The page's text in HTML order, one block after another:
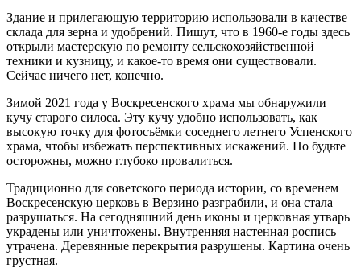
Здание и прилегающую территорию использовали в качестве
склада для зерна и удобрений. Пишут, что в 1960-е годы здесь
открыли мастерскую по ремонту сельскохозяйственной
техники и кузницу, и какое-то время они существовали.
Сейчас ничего нет, конечно.
Зимой 2021 года у Воскресенского храма мы обнаружили
кучу старого силоса. Эту кучу удобно использовать, как
высокую точку для фотосъёмки соседнего летнего Успенского
храма, чтобы избежать перспективных искажений. Но будьте
осторожны, можно глубоко провалиться.
Традиционно для советского периода истории, со временем
Воскресенскую церковь в Верзино разграбили, и она стала
разрушаться. На сегодняшний день иконы и церковная утварь
украдены или уничтожены. Внутренняя настенная роспись
утрачена. Деревянные перекрытия разрушены. Картина очень
грустная.